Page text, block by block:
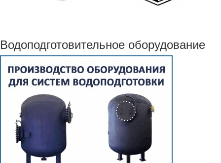
Водоподготовительное оборудование